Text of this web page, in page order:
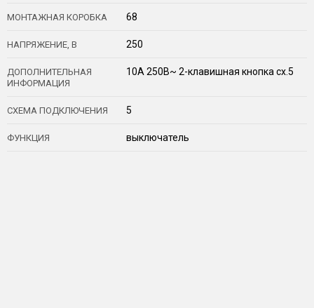
МОНТАЖНАЯ КОРОБКА 68
НАПРЯЖЕНИЕ, В 250
ДОПОЛНИТЕЛЬНАЯ
ИНФОРМАЦИЯ
10А 250В~ 2-клавишная кнопка сх.5
СХЕМА ПОДКЛЮЧЕНИЯ 5
ФУНКЦИЯ выключатель